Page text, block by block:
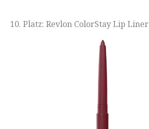
10. Platz: Revlon ColorStay Lip Liner